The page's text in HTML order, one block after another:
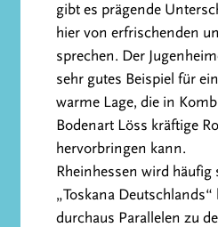
gibt es prägende
hier von erfrischenden
sprechen. Der
sehr gutes Beispiel für
warme Lage, die in
Bodenart Löss kräftige
hervorbringen kann.
Rheinhessen wird häufig
„Toskana
durchaus Parallelen zu